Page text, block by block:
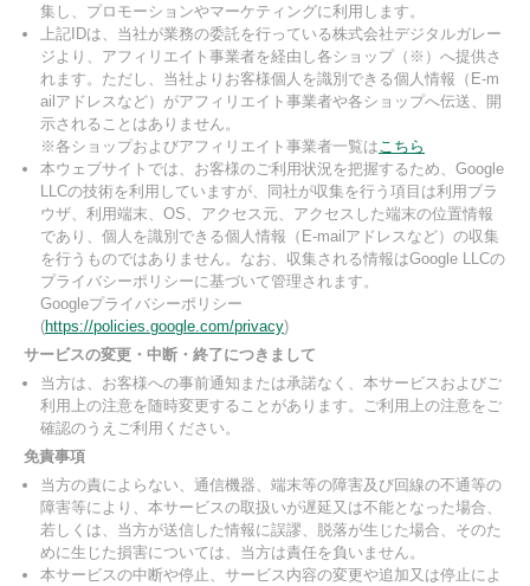
集し、プロモーションやマーケティングに利用します。
上記IDは、当社が業務の委託を行っている株式会社デジタルガレー
ジより、アフィリエイト事業者を経由し各ショップ（※）へ提供さ
れます。ただし、当社よりお客様個人を識別できる個人情報（E-m
ailアドレスなど）がアフィリエイト事業者や各ショップへ伝送、開
示されることはありません。
※各ショップおよびアフィリエイト事業者一覧はこちら
本ウェブサイトでは、お客様のご利用状況を把握するため、Google
LLCの技術を利用していますが、同社が収集を行う項目は利用ブラ
ウザ、利用端末、OS、アクセス元、アクセスした端末の位置情報
であり、個人を識別できる個人情報（E-mailアドレスなど）の収集
を行うものではありません。なお、収集される情報はGoogle LLCの
プライバシーポリシーに基づいて管理されます。
Googleプライバシーポリシー
(https://policies.google.com/privacy)
サービスの変更・中断・終了につきまして
当方は、お客様への事前通知または承諾なく、本サービスおよびご
利用上の注意を随時変更することがあります。ご利用上の注意をご
確認のうえご利用ください。
免責事項
当方の責によらない、通信機器、端末等の障害及び回線の不通等の
障害等により、本サービスの取扱いが遅延又は不能となった場合、
若しくは、当方が送信した情報に誤謬、脱落が生じた場合、そのた
めに生じた損害については、当方は責任を負いません。
本サービスの中断や停止、サービス内容の変更や追加又は停止によ